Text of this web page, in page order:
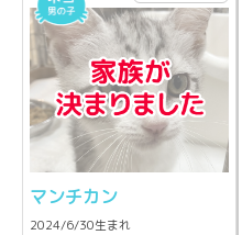
マンチカン
2024/6/30生まれ